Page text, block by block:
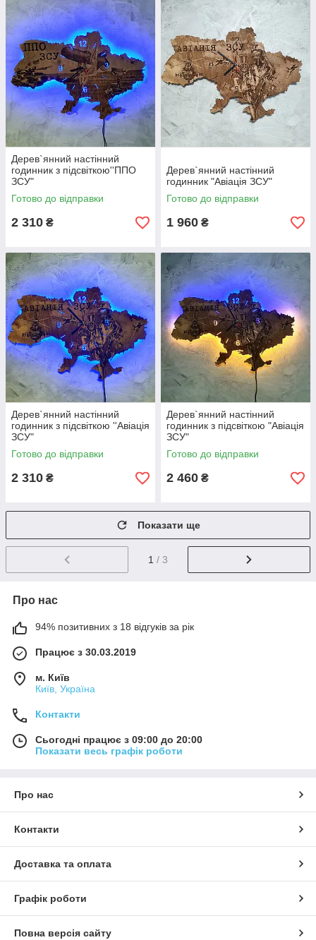
Дерев`янний настінний
годинник з підсвіткою''ППО
ЗСУ"
Готово до відправки
2 310 ₴
Дерев`янний настінний
годинник "Авіація ЗСУ"
Готово до відправки
1 960 ₴
Дерев`янний настінний
годинник з підсвіткою ''Авіація
ЗСУ"
Готово до відправки
2 310 ₴
Дерев`янний настінний
годинник з підсвіткою "Авіація
ЗСУ"
Готово до відправки
2 460 ₴
Показати ще
1 / 3
Про нас
94% позитивних з 18 відгуків за рік
Працює з 30.03.2019
м. Київ
Київ, Україна
Контакти
Сьогодні працює з 09:00 до 20:00
Показати весь графік роботи
Про нас
Контакти
Доставка та оплата
Графік роботи
Повна версія сайту